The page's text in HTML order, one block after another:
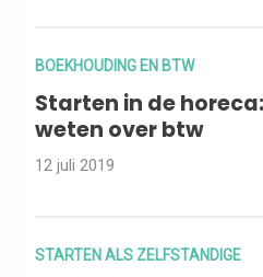
BOEKHOUDING EN BTW
Starten in de
weten over btw
12 juli 2019
STARTEN ALS ZELFSTANDIGE